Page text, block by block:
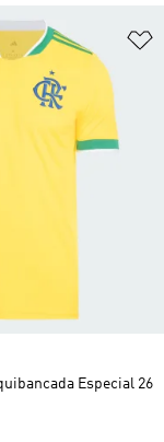
Especial 26